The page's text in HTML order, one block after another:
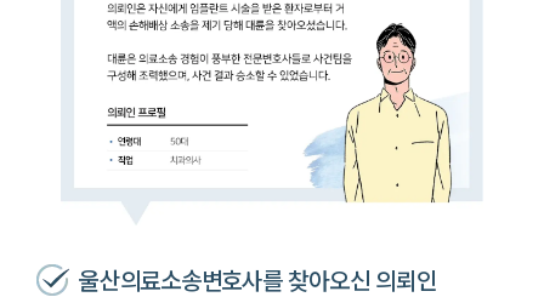
울산의료소송변호사를 찾아오신 의뢰인